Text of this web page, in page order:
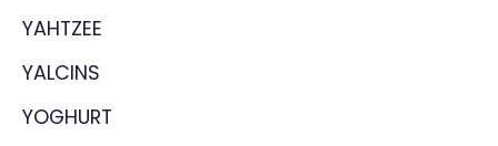
YAHTZEE
YALCINS
YOGHURT